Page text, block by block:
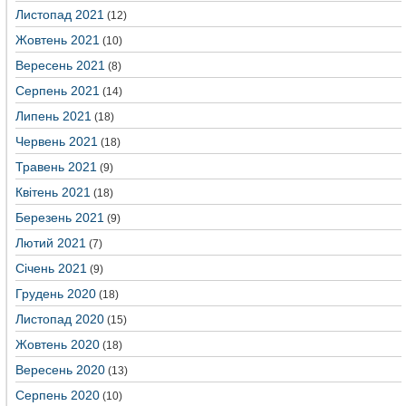
Листопад 2021 (12)
Жовтень 2021 (10)
Вересень 2021 (8)
Серпень 2021 (14)
Липень 2021 (18)
Червень 2021 (18)
Травень 2021 (9)
Квітень 2021 (18)
Березень 2021 (9)
Лютий 2021 (7)
Січень 2021 (9)
Грудень 2020 (18)
Листопад 2020 (15)
Жовтень 2020 (18)
Вересень 2020 (13)
Серпень 2020 (10)